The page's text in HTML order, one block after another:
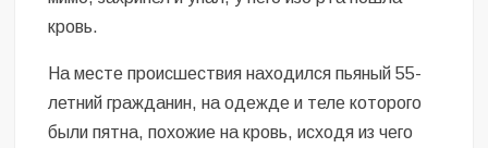
кровь.
На месте происшествия находился пьяный 55-
летний гражданин, на одежде и теле которого
были пятна, похожие на кровь, исходя из чего